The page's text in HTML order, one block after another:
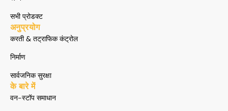
सभी प्रोडक्ट
अनुप्रयोग
करती & तट्राफिक कंट्रोल
निर्माण
सार्वजनिक सुरक्षा
के बारे में
वन-स्टॉप समाधान